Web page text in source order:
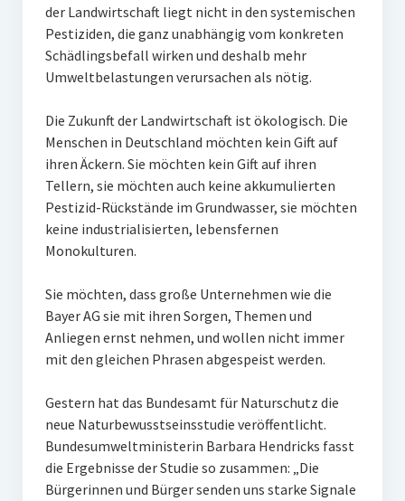
der Landwirtschaft liegt nicht in den systemischen
Pestiziden, die ganz unabhängig vom konkreten
Schädlingsbefall wirken und deshalb mehr
Umweltbelastungen verursachen als nötig.
Die Zukunft der Landwirtschaft ist ökologisch. Die
Menschen in Deutschland möchten kein Gift auf
ihren Äckern. Sie möchten kein Gift auf ihren
Tellern, sie möchten auch keine akkumulierten
Pestizid-Rückstände im Grundwasser, sie möchten
keine industrialisierten, lebensfernen
Monokulturen.
Sie möchten, dass große Unternehmen wie die
Bayer AG sie mit ihren Sorgen, Themen und
Anliegen ernst nehmen, und wollen nicht immer
mit den gleichen Phrasen abgespeist werden.
Gestern hat das Bundesamt für Naturschutz die
neue Naturbewusstseinsstudie veröffentlicht.
Bundesumweltministerin Barbara Hendricks fasst
die Ergebnisse der Studie so zusammen: „Die
Bürgerinnen und Bürger senden uns starke Signale